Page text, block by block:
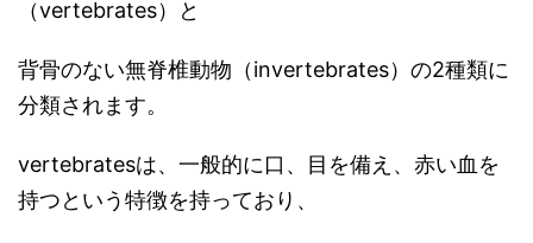
（vertebrates）と
背骨のない無脊椎動物（invertebrates）の2種類に
分類されます。
vertebratesは、一般的に口、目を備え、赤い血を
持つという特徴を持っており、